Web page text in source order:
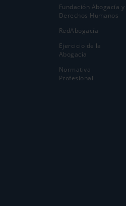
Fundación Abogacía y
Derechos Humanos
RedAbogacía
Ejercicio de la
Abogací­a
Normativa
Profesional